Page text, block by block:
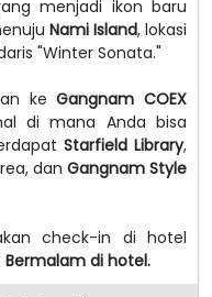
menjadi ikon baru
Nami Island, lokasi
"Winter Sonata."
keGangnam COEX
di mana Anda bisa
Starfield Library,
dan Gangnam Style
check-in di hotel
Bermalam di hotel.